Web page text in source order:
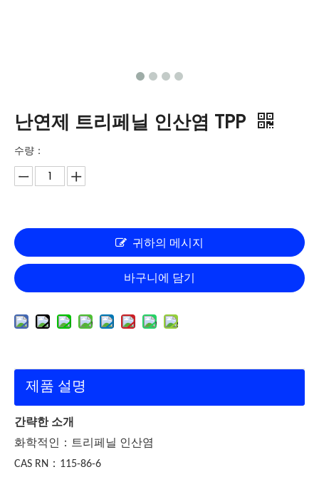
난연제 트리페닐 인산염 TPP
수량：
귀하의 메시지
바구니에 담기
제품 설명
간략한 소개
화학적인 ： 트리페닐 인산염
CAS RN ： 115-86-6